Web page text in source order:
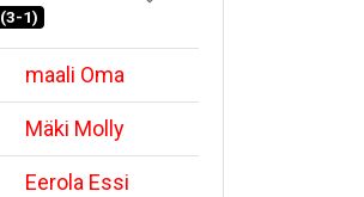
(3-1)
maali Oma
Mäki Molly
Eerola Essi